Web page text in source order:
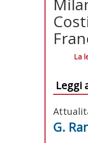
La
Leggi
G.